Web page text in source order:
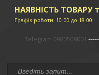
НАЯВНІСТЬ ТОВАРУ
Графік роботи: 10-00 до 18-00
Telegram 0980508001